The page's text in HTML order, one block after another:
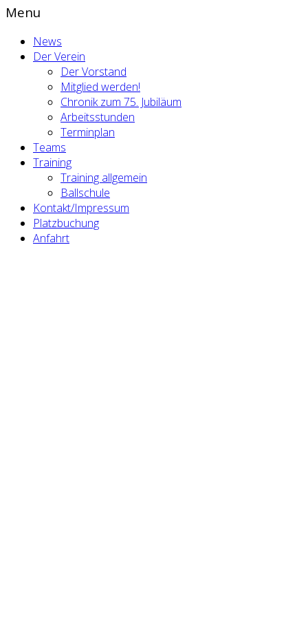
Menu
News
Der Verein
Der Vorstand
Mitglied werden!
Chronik zum 75. Jubiläum
Arbeitsstunden
Terminplan
Teams
Training
Training allgemein
Ballschule
Kontakt/Impressum
Platzbuchung
Anfahrt